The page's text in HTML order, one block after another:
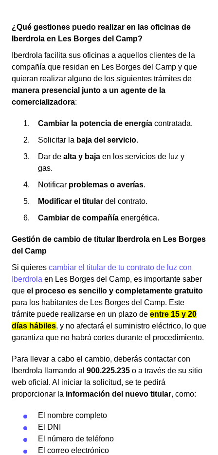
¿Qué gestiones puedo realizar en las oficinas de
Iberdrola en Les Borges del Camp?
Iberdrola facilita sus oficinas a aquellos clientes de la
compañía que residan en Les Borges del Camp y que
quieran realizar alguno de los siguientes trámites de
manera presencial junto a un agente de la
comercializadora:
Cambiar la potencia de energía contratada.
Solicitar la baja del servicio.
Dar de alta y baja en los servicios de luz y
gas.
Notificar problemas o averías.
Modificar el titular del contrato.
Cambiar de compañía energética.
Gestión de cambio de titular Iberdrola en Les Borges
del Camp
Si quieres cambiar el titular de tu contrato de luz con
Iberdrola en Les Borges del Camp, es importante saber
que el proceso es sencillo y completamente gratuito
para los habitantes de Les Borges del Camp. Este
trámite puede realizarse en un plazo de entre 15 y 20
días hábiles, y no afectará el suministro eléctrico, lo que
garantiza que no habrá cortes durante el procedimiento.
Para llevar a cabo el cambio, deberás contactar con
Iberdrola llamando al 900.225.235 o a través de su sitio
web oficial. Al iniciar la solicitud, se te pedirá
proporcionar la información del nuevo titular, como:
El nombre completo
El DNI
El número de teléfono
El correo electrónico